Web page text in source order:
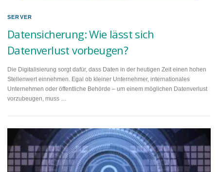
SERVER
Datensicherung: Wie lässt sich
Datenverlust vorbeugen?
Die Digitalisierung sorgt dafür, dass Daten in der heutigen Zeit einen hohen
Stellenwert einnehmen. Egal ob kleiner Unternehmer, internationales
Unternehmen oder öffentliche Behörde – um einem möglichen Datenverlust
vorzubeugen, muss …